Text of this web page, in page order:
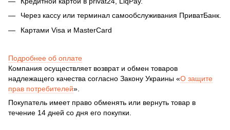
Через кассу или терминал самообслуживания ПриватБанк.
Картами Visa и MasterCard
Подробнее об оплате
Компания осуществляет возврат и обмен товаров
надлежащего качества согласно Закону Украины «О защите
прав потребителей».
Покупатель имеет право обменять или вернуть товар в
течение 14 дней со дня его покупки.